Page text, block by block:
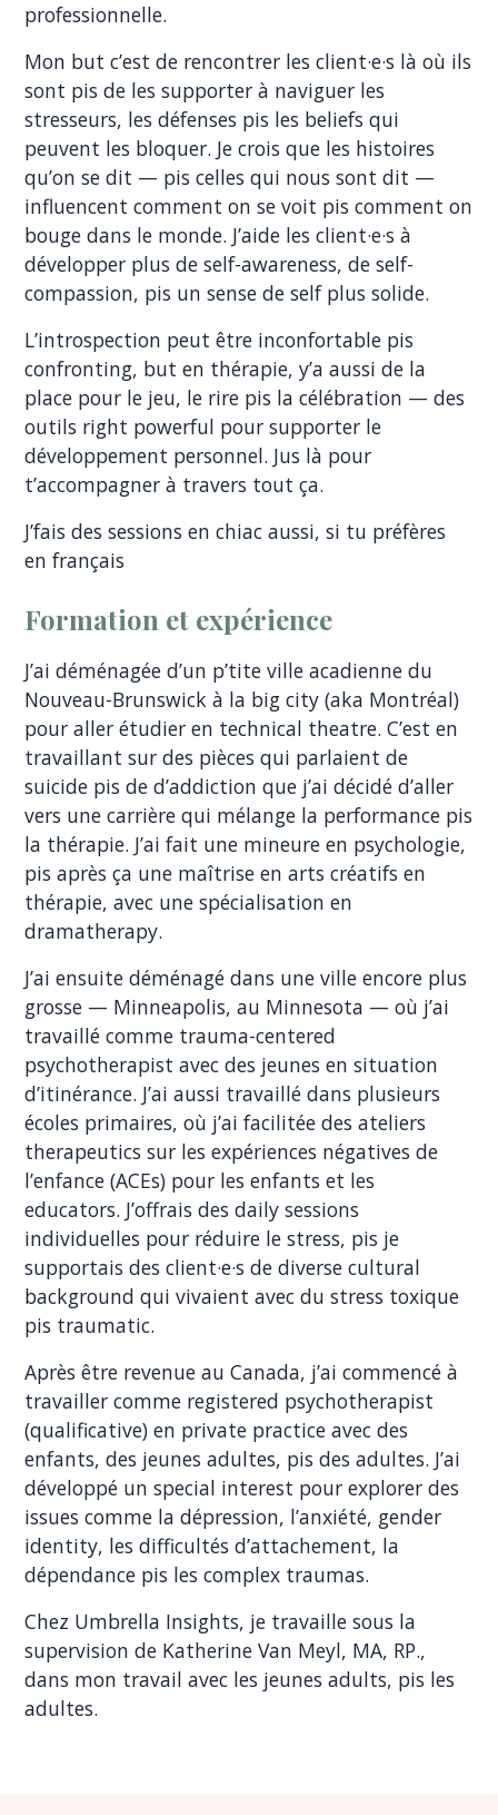
professionnelle.
Mon but c’est de rencontrer les client·e·s là où ils
sont pis de les supporter à naviguer les
stresseurs, les défenses pis les beliefs qui
peuvent les bloquer. Je crois que les histoires
qu’on se dit — pis celles qui nous sont dit —
influencent comment on se voit pis comment on
bouge dans le monde. J’aide les client·e·s à
développer plus de self-awareness, de self-
compassion, pis un sense de self plus solide.
L’introspection peut être inconfortable pis
confronting, but en thérapie, y’a aussi de la
place pour le jeu, le rire pis la célébration — des
outils right powerful pour supporter le
développement personnel. Jus là pour
t’accompagner à travers tout ça.
J’fais des sessions en chiac aussi, si tu préfères
en français
Formation et expérience
J’ai déménagée d’un p’tite ville acadienne du
Nouveau-Brunswick à la big city (aka Montréal)
pour aller étudier en technical theatre. C’est en
travaillant sur des pièces qui parlaient de
suicide pis de d’addiction que j’ai décidé d’aller
vers une carrière qui mélange la performance pis
la thérapie. J’ai fait une mineure en psychologie,
pis après ça une maîtrise en arts créatifs en
thérapie, avec une spécialisation en
dramatherapy.
J’ai ensuite déménagé dans une ville encore plus
grosse — Minneapolis, au Minnesota — où j’ai
travaillé comme trauma-centered
psychotherapist avec des jeunes en situation
d’itinérance. J’ai aussi travaillé dans plusieurs
écoles primaires, où j’ai facilitée des ateliers
therapeutics sur les expériences négatives de
l’enfance (ACEs) pour les enfants et les
educators. J’offrais des daily sessions
individuelles pour réduire le stress, pis je
supportais des client·e·s de diverse cultural
background qui vivaient avec du stress toxique
pis traumatic.
Après être revenue au Canada, j’ai commencé à
travailler comme registered psychotherapist
(qualificative) en private practice avec des
enfants, des jeunes adultes, pis des adultes. J’ai
développé un special interest pour explorer des
issues comme la dépression, l’anxiété, gender
identity, les difficultés d’attachement, la
dépendance pis les complex traumas.
Chez Umbrella Insights, je travaille sous la
supervision de Katherine Van Meyl, MA, RP.,
dans mon travail avec les jeunes adults, pis les
adultes.